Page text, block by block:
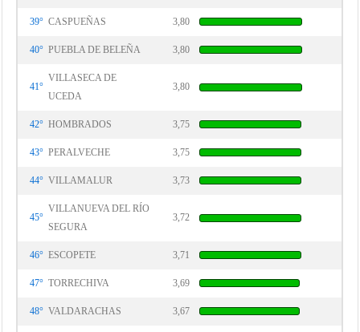
39° CASPUEÑAS 3,80
40° PUEBLA DE BELEÑA 3,80
41°
VILLASECA DE
UCEDA
3,80
42° HOMBRADOS 3,75
43° PERALVECHE 3,75
44° VILLAMALUR 3,73
45°
VILLANUEVA DEL RÍO
SEGURA
3,72
46° ESCOPETE 3,71
47° TORRECHIVA 3,69
48° VALDARACHAS 3,67